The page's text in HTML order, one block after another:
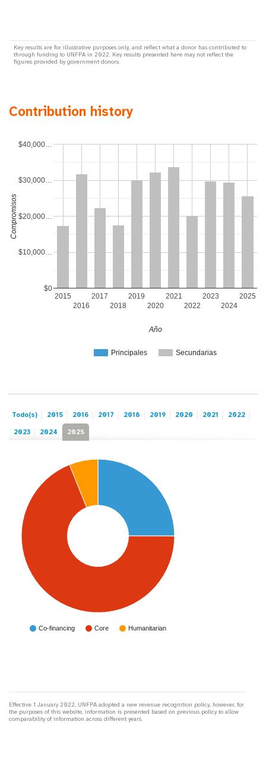
Key results are for illustrative purposes only, and reflect what a donor has contributed to
through funding to UNFPA in 2022. Key results presented here may not reflect the
figures provided by government donors.
Contribution history
Principales Secundarias
2015
2016
2017
2018
2019
2020
2021
2022
2023
2024
2025
$0
$10,000…
$20,000…
$30,000…
$40,000…
Año
Compromisos
Todo(s) 2015 2016 2017 2018 2019 2020 2021 2022
2023 2024 2025
Co-financing Core Humanitarian
Effective 1 January 2022, UNFPA adopted a new revenue recognition policy; however, for
the purposes of this website, information is presented based on previous policy to allow
comparability of information across different years.